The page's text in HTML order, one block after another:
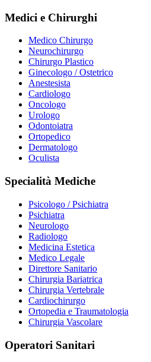
Medici e Chirurghi
Medico Chirurgo
Neurochirurgo
Chirurgo Plastico
Ginecologo / Ostetrico
Anestesista
Cardiologo
Oncologo
Urologo
Odontoiatra
Ortopedico
Dermatologo
Oculista
Specialità Mediche
Psicologo / Psichiatra
Psichiatra
Neurologo
Radiologo
Medicina Estetica
Medico Legale
Direttore Sanitario
Chirurgia Bariatrica
Chirurgia Vertebrale
Cardiochirurgo
Ortopedia e Traumatologia
Chirurgia Vascolare
Operatori Sanitari